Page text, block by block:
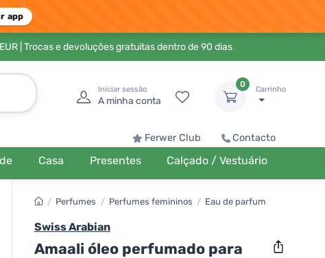
app
| Trocas e devoluções gratuitas dentro de 90 dias
Iniciar sessão
A minha conta
0
Carrinho
Ferwer Club Contacto
Casa Presentes Calçado / Vestuário
/ Perfumes / Perfumes femininos / Eau de parfum
Swiss Arabian
Amaali óleo perfumado para